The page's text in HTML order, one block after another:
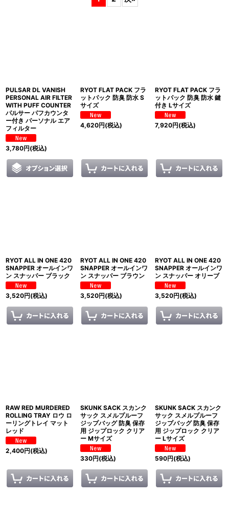
PULSAR DL VANISH
PERSONAL AIR FILTER
WITH PUFF COUNTER
パルサー パフカウンタ
ー付き パーソナル エア
フィルター
3,780円(税込)
RYOT FLAT PACK フラ
ットパック 防臭 防水 S
サイズ
4,620円(税込)
RYOT FLAT PACK フラ
ットパック 防臭 防水 鍵
付き Lサイズ
7,920円(税込)
RYOT ALL IN ONE 420
SNAPPER オールインワ
ン スナッパー ブラック
3,520円(税込)
RYOT ALL IN ONE 420
SNAPPER オールインワ
ン スナッパー ブラウン
3,520円(税込)
RYOT ALL IN ONE 420
SNAPPER オールインワ
ン スナッパー オリーブ
3,520円(税込)
RAW RED MURDERED
ROLLING TRAY ロウ ロ
ーリングトレイ マット
レッド
2,400円(税込)
SKUNK SACK スカンク
サック スメルプルーフ
ジップバッグ 防臭 保存
用 ジップロック クリア
ー Mサイズ
330円(税込)
SKUNK SACK スカンク
サック スメルプルーフ
ジップバッグ 防臭 保存
用 ジップロック クリア
ー Lサイズ
590円(税込)